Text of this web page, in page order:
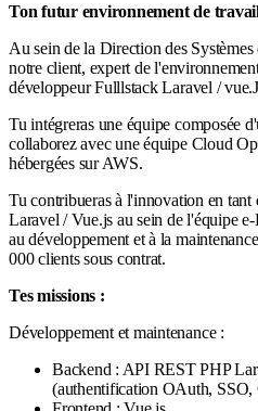
Ton futur environnement de
Au sein de la Direction des
notre client, expert de
développeur Fulllstack Laravel /
Tu intégreras une équipe composée
collaborez avec une équipe Cloud
hébergées sur AWS.
Tu contribueras à l'innovation en
Laravel / Vue.js au sein de l'équipe
au développement et à la
000 clients sous contrat.
Tes missions :
Développement et maintenance :
Backend : API REST PHP
(authentification OAuth, SSO,